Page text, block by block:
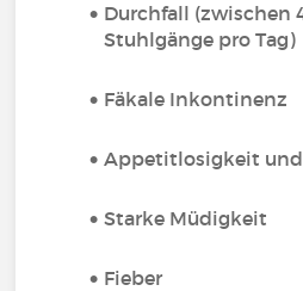
Durchfall (zwischen
Stuhlgänge pro Tag)
Fäkale Inkontinenz
Appetitlosigkeit
Starke Müdigkeit
Fieber